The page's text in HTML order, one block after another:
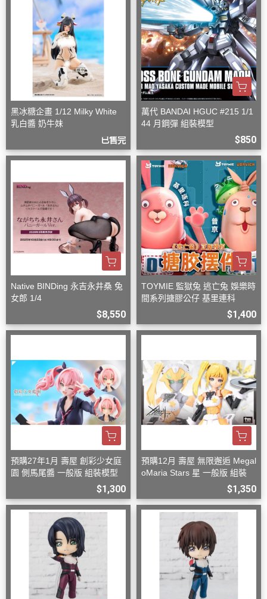
黑冰糖企畫 1/12 Milky White
乳白醬 奶牛妹
已售完
萬代 BANDAI HGUC #215 1/1
44 月鋼彈 組裝模型
$850
Native BINDing 永吉永井桑 兔
女郎 1/4
$8,550
TOYMIE 監獄兔 逃亡兔 娛樂時
間系列搪膠公仔 基里連科
$1,400
預購27年1月 壽屋 創彩少女庭
園 側馬尾醬 一般版 組裝模型
$1,300
預購12月 壽屋 無限邂逅 Megal
oMaria Stars 星 一般版 組裝
$1,350